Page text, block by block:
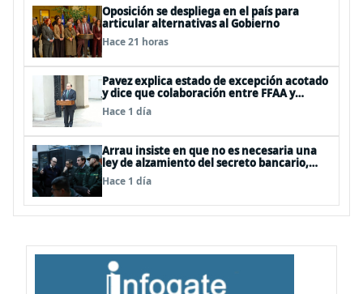
Oposición se despliega en el país para
articular alternativas al Gobierno
Hace 21 horas
Pavez explica estado de excepción acotado
y dice que colaboración entre FFAA y
policías, “es algo del todo pertinente
analizar”
Hace 1 día
Arrau insiste en que no es necesaria una
ley de alzamiento del secreto bancario,
porque ya existe
Hace 1 día